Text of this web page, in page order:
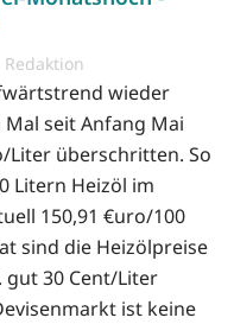
wieder
seit Anfang Mai
Liter überschritten. So
Litern Heizöl im
150,91 €uro/100
sind die Heizölpreise
30 Cent/Liter
ist keine